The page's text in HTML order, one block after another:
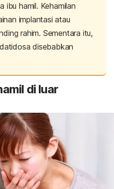
ibu hamil. Kehamilan
implantasi atau
rahim. Sementara itu,
disebabkan
di luar